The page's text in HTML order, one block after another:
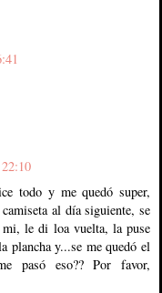
todo y me quedó super,
al día siguiente, se
mi, le di loa vuelta, la puse
plancha y...se me quedó el
pasó eso?? Por favor,